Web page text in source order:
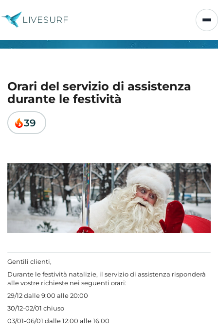
LIVESURF
Orari del servizio di assistenza
durante le festività
39
Gentili clienti,
Durante le festività natalizie, il servizio di assistenza risponderà
alle vostre richieste nei seguenti orari:
29/12 dalle 9:00 alle 20:00
30/12-02/01 chiuso
03/01-06/01 dalle 12:00 alle 16:00